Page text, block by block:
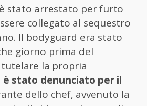
è stato arrestato per furto
collegato al sequestro
Il bodyguard era stato
giorno prima del
la propria
è stato denunciato per il
dello chef, avvenuto la